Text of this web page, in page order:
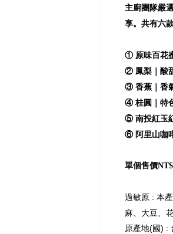
主廚團隊嚴
享。共有六
① 原味百花
② 鳳梨｜酸
③ 香蕉｜香
④ 桂圓｜特
⑤ 南投紅玉
⑥ 阿里山咖
單個售價
過敏原 : 本
麻、大豆、
原產地(國) :